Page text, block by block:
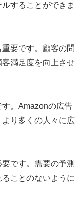
することができま
要です。顧客の問
満足度を向上させ
。Amazonの広告
り多くの人々に広
です。需要の予測
ことのないように